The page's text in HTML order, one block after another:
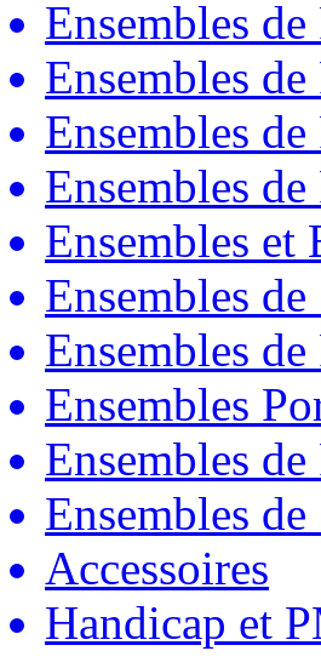
Ensembles
Ensembles
Ensembles
Ensembles
Ensembles
Ensembles
Ensembles
Ensembles
Ensembles
Ensembles
Accessoires
Handicap et